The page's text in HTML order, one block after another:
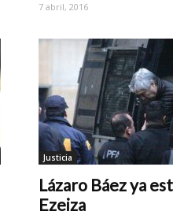
7 abril, 2016
Justicia
Lázaro Báez ya
Ezeiza